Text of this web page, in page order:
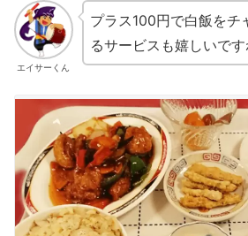
エイサーくん
プラス100円で白飯をチ
るサービスも嬉しいです